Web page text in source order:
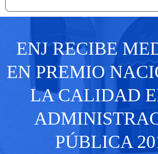
ENJ RECIBE
EN PREMIO
LA CALIDAD
PÚBLICA